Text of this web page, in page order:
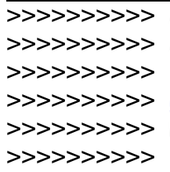
>>>>>>>>>>
>>>>>>>>>>
>>>>>>>>>>
>>>>>>>>>>
>>>>>>>>>>
>>>>>>>>>>